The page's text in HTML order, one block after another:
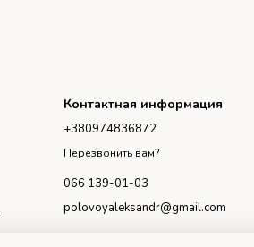
Контактная информация
+380974836872
Перезвонить вам?
066 139-01-03
polovoyaleksandr@gmail.com